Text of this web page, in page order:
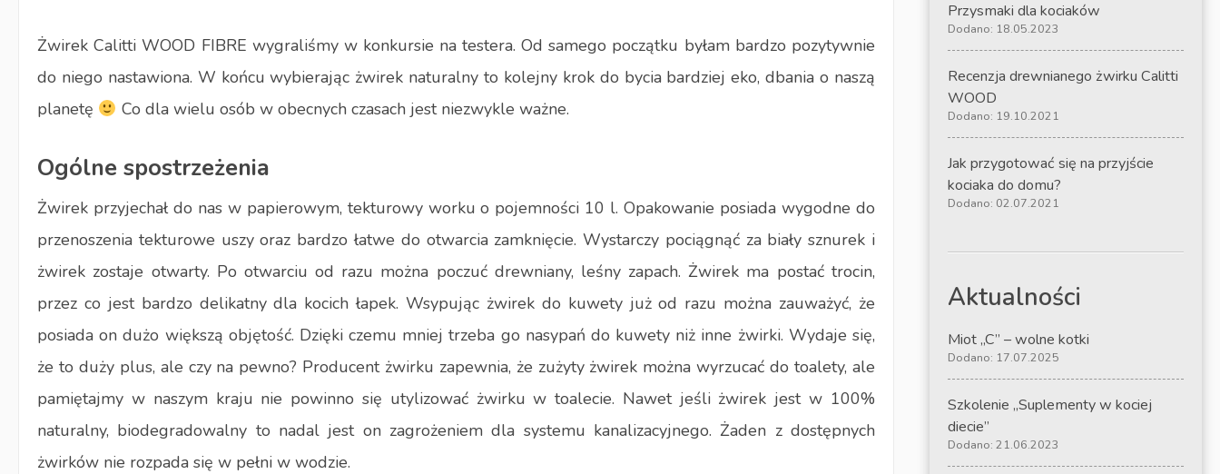
Żwirek Calitti WOOD FIBRE wygraliśmy w konkursie na testera. Od samego początku byłam bardzo pozytywnie
do niego nastawiona. W końcu wybierając żwirek naturalny to kolejny krok do bycia bardziej eko, dbania o naszą
planetę
Co dla wielu osób w obecnych czasach jest niezwykle ważne.
Ogólne spostrzeżenia
Żwirek przyjechał do nas w papierowym, tekturowy worku o pojemności 10 l. Opakowanie posiada wygodne do
przenoszenia tekturowe uszy oraz bardzo łatwe do otwarcia zamknięcie. Wystarczy pociągnąć za biały sznurek i
żwirek zostaje otwarty. Po otwarciu od razu można poczuć drewniany, leśny zapach. Żwirek ma postać trocin,
przez co jest bardzo delikatny dla kocich łapek. Wsypując żwirek do kuwety już od razu można zauważyć, że
posiada on dużo większą objętość. Dzięki czemu mniej trzeba go nasypań do kuwety niż inne żwirki. Wydaje się,
że to duży plus, ale czy na pewno? Producent żwirku zapewnia, że zużyty żwirek można wyrzucać do toalety, ale
pamiętajmy w naszym kraju nie powinno się utylizować żwirku w toalecie. Nawet jeśli żwirek jest w 100%
naturalny, biodegradowalny to nadal jest on zagrożeniem dla systemu kanalizacyjnego. Żaden z dostępnych
żwirków nie rozpada się w pełni w wodzie.
Przysmaki dla kociaków
Dodano: 18.05.2023
Recenzja drewnianego żwirku Calitti
WOOD
Dodano: 19.10.2021
Jak przygotować się na przyjście
kociaka do domu?
Dodano: 02.07.2021
Aktualności
Miot „C” – wolne kotki
Dodano: 17.07.2025
Szkolenie „Suplementy w kociej
diecie”
Dodano: 21.06.2023